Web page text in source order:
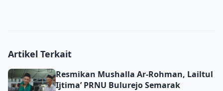
Artikel Terkait
Resmikan Mushalla Ar-Rohman, Lailtul Ijtima’ PRNU
Resmikan Mushalla Ar-Rohman, Lailtul
Ijtima’ PRNU Bulurejo Semarak